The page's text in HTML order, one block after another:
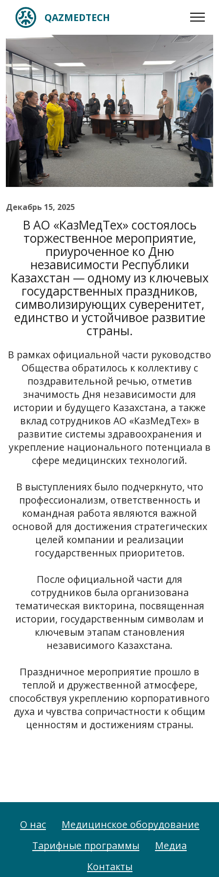
QAZMEDTECH
Декабрь 15, 2025
В АО «КазМедТех» состоялось
торжественное мероприятие,
приуроченное ко Дню
независимости Республики
Казахстан — одному из ключевых
государственных праздников,
символизирующих суверенитет,
единство и устойчивое развитие
страны.
В рамках официальной части руководство
Общества обратилось к коллективу с
поздравительной речью, отметив
значимость Дня независимости для
истории и будущего Казахстана, а также
вклад сотрудников АО «КазМедТех» в
развитие системы здравоохранения и
укрепление национального потенциала в
сфере медицинских технологий.
В выступлениях было подчеркнуто, что
профессионализм, ответственность и
командная работа являются важной
основой для достижения стратегических
целей компании и реализации
государственных приоритетов.
После официальной части для
сотрудников была организована
тематическая викторина, посвященная
истории, государственным символам и
ключевым этапам становления
независимого Казахстана.
Праздничное мероприятие прошло в
теплой и дружественной атмосфере,
способствуя укреплению корпоративного
духа и чувства сопричастности к общим
ценностям и достижениям страны.
О нас
Медицинское оборудование
Тарифные программы
Медиа
Контакты